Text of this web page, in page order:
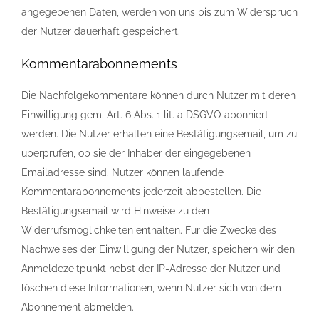
angegebenen Daten, werden von uns bis zum Widerspruch
der Nutzer dauerhaft gespeichert.
Kommentarabonnements
Die Nachfolgekommentare können durch Nutzer mit deren
Einwilligung gem. Art. 6 Abs. 1 lit. a DSGVO abonniert
werden. Die Nutzer erhalten eine Bestätigungsemail, um zu
überprüfen, ob sie der Inhaber der eingegebenen
Emailadresse sind. Nutzer können laufende
Kommentarabonnements jederzeit abbestellen. Die
Bestätigungsemail wird Hinweise zu den
Widerrufsmöglichkeiten enthalten. Für die Zwecke des
Nachweises der Einwilligung der Nutzer, speichern wir den
Anmeldezeitpunkt nebst der IP-Adresse der Nutzer und
löschen diese Informationen, wenn Nutzer sich von dem
Abonnement abmelden.